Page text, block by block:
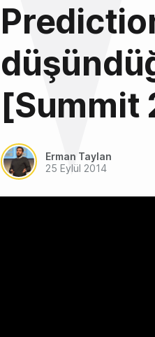
[Summit
Erman Taylan
25 Eylül 2014